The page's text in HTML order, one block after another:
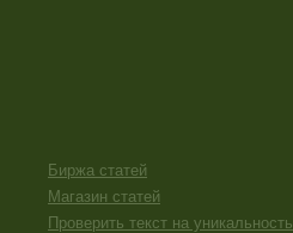
Биржа статей
Магазин статей
Проверить текст на уникальность